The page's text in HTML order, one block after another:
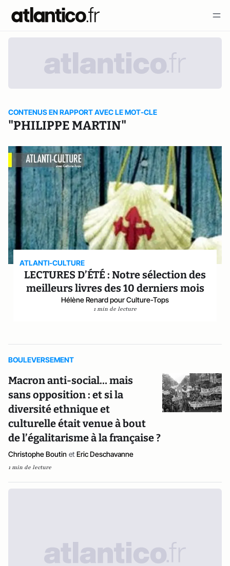
CONTENUS EN RAPPORT AVEC LE MOT-CLE
"PHILIPPE MARTIN"
ATLANTI-CULTURE
LECTURES D’ÉTÉ : Notre sélection des
meilleurs livres des 10 derniers mois
Hélène Renard pour Culture-Tops
1 min de lecture
BOULEVERSEMENT
Macron anti-social… mais
sans opposition : et si la
diversité ethnique et
culturelle était venue à bout
de l’égalitarisme à la française ?
Christophe Boutin et Eric Deschavanne
1 min de lecture